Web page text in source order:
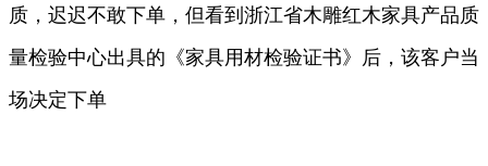
质，迟迟不敢下单，但看到浙江省木雕红木家具产品质
量检验中心出具的《家具用材检验证书》后，该客户当
场决定下单